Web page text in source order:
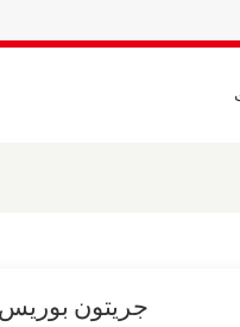
جريتون بوريس